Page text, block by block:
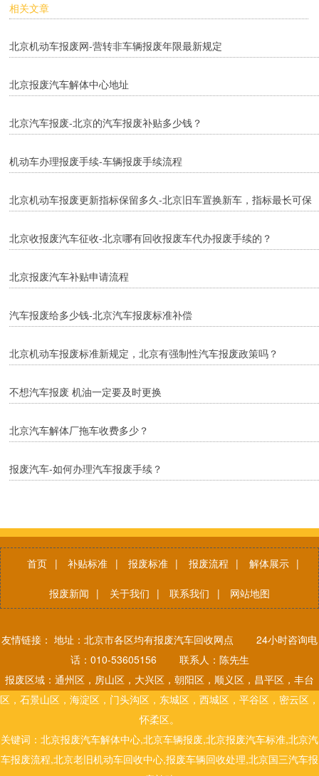
相关文章
北京机动车报废网-营转非车辆报废年限最新规定
北京报废汽车解体中心地址
北京汽车报废-北京的汽车报废补贴多少钱？
机动车办理报废手续-车辆报废手续流程
北京机动车报废更新指标保留多久-北京旧车置换新车，指标最长可保
北京收报废汽车征收-北京哪有回收报废车代办报废手续的？
北京报废汽车补贴申请流程
汽车报废给多少钱-北京汽车报废标准补偿
北京机动车报废标准新规定，北京有强制性汽车报废政策吗？
不想汽车报废 机油一定要及时更换
北京汽车解体厂拖车收费多少？
报废汽车-如何办理汽车报废手续？
首页 | 补贴标准 | 报废标准 | 报废流程 | 解体展示 |
报废新闻 | 关于我们 | 联系我们 | 网站地图
友情链接： 地址：北京市各区均有报废汽车回收网点 24小时咨询电
话：010-53605156 联系人：陈先生
报废区域：通州区，房山区，大兴区，朝阳区，顺义区，昌平区，丰台
区，石景山区，海淀区，门头沟区，东城区，西城区，平谷区，密云区，
怀柔区。
关键词：北京报废汽车解体中心,北京车辆报废,北京报废汽车标准,北京汽
车报废流程,北京老旧机动车回收中心,报废车辆回收处理,北京国三汽车报